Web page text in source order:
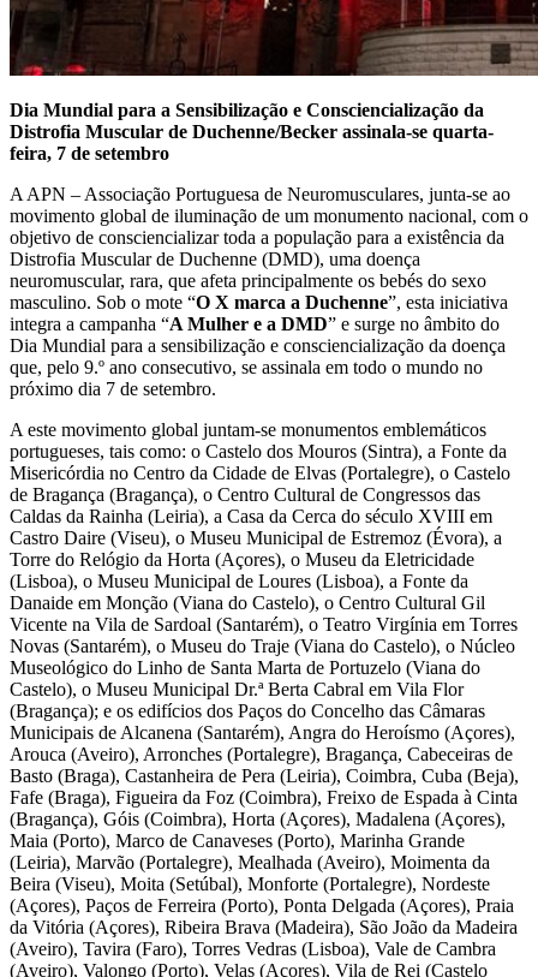
Dia Mundial para a Sensibilização e Consciencialização da
Distrofia Muscular de Duchenne/Becker assinala-se quarta-
feira, 7 de setembro
A APN – Associação Portuguesa de Neuromusculares, junta-se ao
movimento global de iluminação de um monumento nacional, com o
objetivo de consciencializar toda a população para a existência da
Distrofia Muscular de Duchenne (DMD), uma doença
neuromuscular, rara, que afeta principalmente os bebés do sexo
masculino. Sob o mote “O X marca a Duchenne”, esta iniciativa
integra a campanha “A Mulher e a DMD” e surge no âmbito do
Dia Mundial para a sensibilização e consciencialização da doença
que, pelo 9.º ano consecutivo, se assinala em todo o mundo no
próximo dia 7 de setembro.
A este movimento global juntam-se monumentos emblemáticos
portugueses, tais como: o Castelo dos Mouros (Sintra), a Fonte da
Misericórdia no Centro da Cidade de Elvas (Portalegre), o Castelo
de Bragança (Bragança), o Centro Cultural de Congressos das
Caldas da Rainha (Leiria), a Casa da Cerca do século XVIII em
Castro Daire (Viseu), o Museu Municipal de Estremoz (Évora), a
Torre do Relógio da Horta (Açores), o Museu da Eletricidade
(Lisboa), o Museu Municipal de Loures (Lisboa), a Fonte da
Danaide em Monção (Viana do Castelo), o Centro Cultural Gil
Vicente na Vila de Sardoal (Santarém), o Teatro Virgínia em Torres
Novas (Santarém), o Museu do Traje (Viana do Castelo), o Núcleo
Museológico do Linho de Santa Marta de Portuzelo (Viana do
Castelo), o Museu Municipal Dr.ª Berta Cabral em Vila Flor
(Bragança); e os edifícios dos Paços do Concelho das Câmaras
Municipais de Alcanena (Santarém), Angra do Heroísmo (Açores),
Arouca (Aveiro), Arronches (Portalegre), Bragança, Cabeceiras de
Basto (Braga), Castanheira de Pera (Leiria), Coimbra, Cuba (Beja),
Fafe (Braga), Figueira da Foz (Coimbra), Freixo de Espada à Cinta
(Bragança), Góis (Coimbra), Horta (Açores), Madalena (Açores),
Maia (Porto), Marco de Canaveses (Porto), Marinha Grande
(Leiria), Marvão (Portalegre), Mealhada (Aveiro), Moimenta da
Beira (Viseu), Moita (Setúbal), Monforte (Portalegre), Nordeste
(Açores), Paços de Ferreira (Porto), Ponta Delgada (Açores), Praia
da Vitória (Açores), Ribeira Brava (Madeira), São João da Madeira
(Aveiro), Tavira (Faro), Torres Vedras (Lisboa), Vale de Cambra
(Aveiro), Valongo (Porto), Velas (Açores), Vila de Rei (Castelo